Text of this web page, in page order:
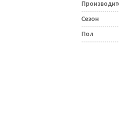
Сезон
Пол